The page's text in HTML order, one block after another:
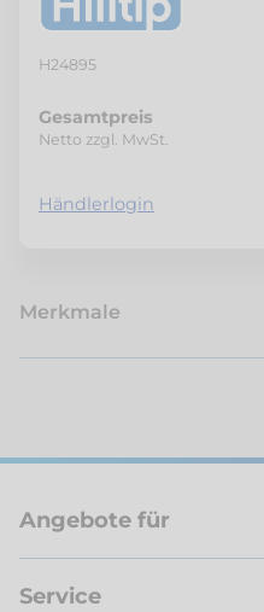
H24895
Gesamtpreis
Netto zzgl. MwSt.
Händlerlogin
Merkmale
Angebote für
Service